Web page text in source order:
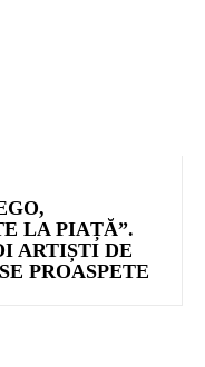
LA PIAȚĂ”.
ARTIȘTI DE
PROASPETE